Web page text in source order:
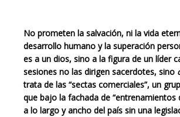
No prometen la salvación, ni la vida
desarrollo humano y la superación
es a un dios, sino a la figura de un líder
sesiones no las dirigen sacerdotes, sino
trata de las “sectas comerciales”, un
que bajo la fachada de “entrenamientos
a lo largo y ancho del país sin una